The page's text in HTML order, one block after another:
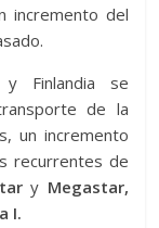
incremento del
Finlandia se
de la
un incremento
recurrentes de
y Megastar,
I.